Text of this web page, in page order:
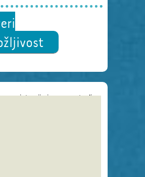
registracije je poenostavljen